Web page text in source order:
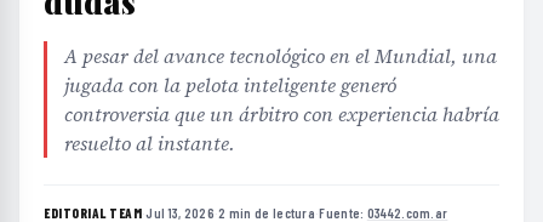
A pesar del avance tecnológico en el Mundial, una
jugada con la pelota inteligente generó
controversia que un árbitro con experiencia habría
resuelto al instante.
EDITORIAL TEAM·Jul 13, 2026·2 min de lectura·Fuente: 03442.com.ar